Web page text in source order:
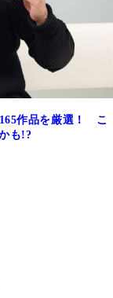
作品を厳選！ こ
も!?